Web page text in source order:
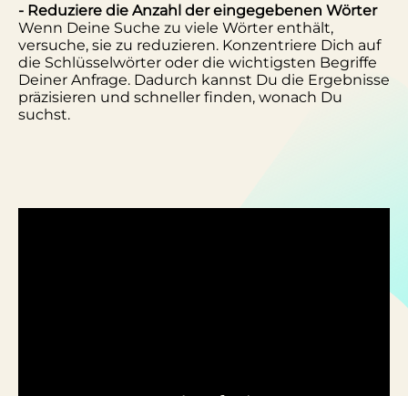
- Reduziere die Anzahl der eingegebenen Wörter
Wenn Deine Suche zu viele Wörter enthält,
versuche, sie zu reduzieren. Konzentriere Dich auf
die Schlüsselwörter oder die wichtigsten Begriffe
Deiner Anfrage. Dadurch kannst Du die Ergebnisse
präzisieren und schneller finden, wonach Du
suchst.